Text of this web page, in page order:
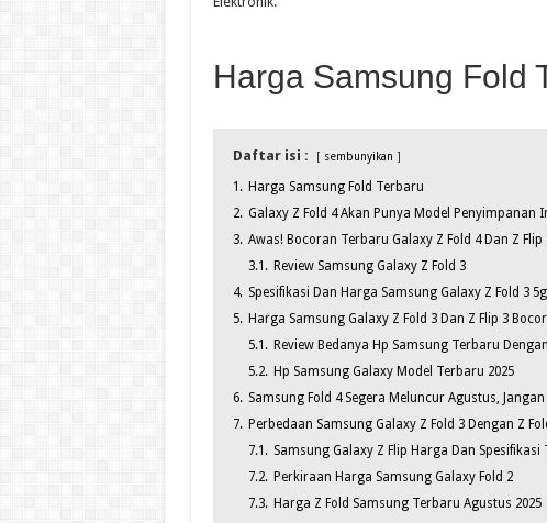
Harga Samsung Fold
Daftar isi : sembunyikan
1. Harga Samsung Fold Terbaru
2. Galaxy Z Fold 4 Akan Punya Model Penyimpanan
3. Awas! Bocoran Terbaru Galaxy Z Fold 4 Dan Z
3.1. Review Samsung Galaxy Z Fold 3
4. Spesifikasi Dan Harga Samsung Galaxy Z Fold 3
5. Harga Samsung Galaxy Z Fold 3 Dan Z Flip 3
5.1. Review Bedanya Hp Samsung Terbaru
5.2. Hp Samsung Galaxy Model Terbaru 2025
6. Samsung Fold 4 Segera Meluncur Agustus,
7. Perbedaan Samsung Galaxy Z Fold 3 Dengan Z
7.1. Samsung Galaxy Z Flip Harga Dan Spesifikasi
7.2. Perkiraan Harga Samsung Galaxy Fold 2
7.3. Harga Z Fold Samsung Terbaru Agustus